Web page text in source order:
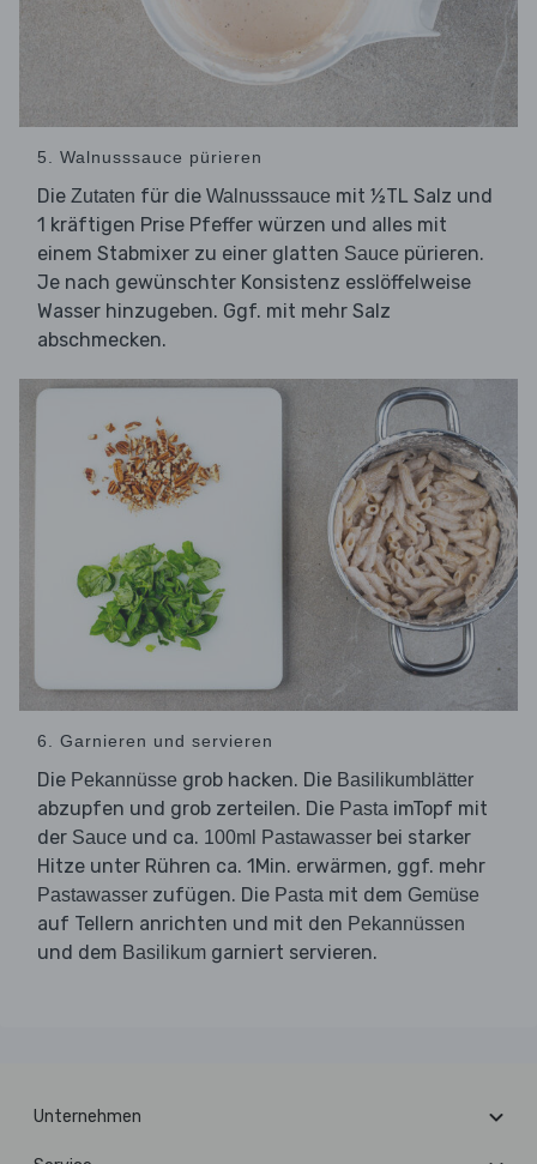
5. Walnusssauce pürieren
Die Zutaten für die Walnusssauce mit ½TL Salz und
1 kräftigen Prise Pfeffer würzen und alles mit
einem Stabmixer zu einer glatten Sauce pürieren.
Je nach gewünschter Konsistenz esslöffelweise
Wasser hinzugeben. Ggf. mit mehr Salz
abschmecken.
6. Garnieren und servieren
Die Pekannüsse grob hacken. Die Basilikumblätter
abzupfen und grob zerteilen. Die Pasta imTopf mit
der Sauce und ca. 100ml Pastawasser bei starker
Hitze unter Rühren ca. 1Min. erwärmen, ggf. mehr
Pastawasser zufügen. Die Pasta mit dem Gemüse
auf Tellern anrichten und mit den Pekannüssen
und dem Basilikum garniert servieren.
Unternehmen